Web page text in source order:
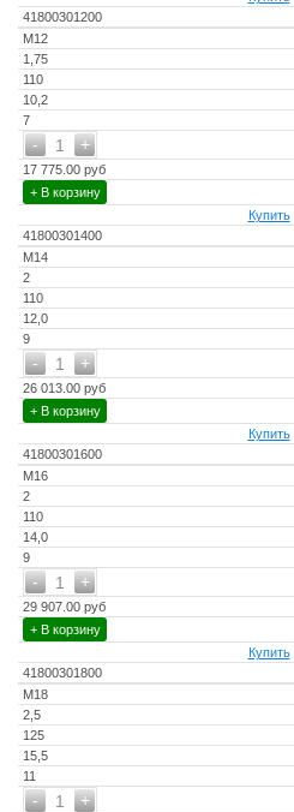
41800301200
M12
1,75
110
10,2
7
+
- 1
17 775.00 руб
+ В корзину
Купить
41800301400
M14
2
110
12,0
9
+
- 1
26 013.00 руб
+ В корзину
Купить
41800301600
M16
2
110
14,0
9
+
- 1
29 907.00 руб
+ В корзину
Купить
41800301800
M18
2,5
125
15,5
11
+
- 1